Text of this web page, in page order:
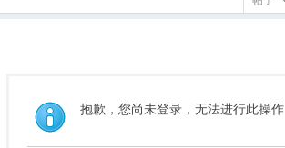
抱歉，您尚未登录，无法进行此操作